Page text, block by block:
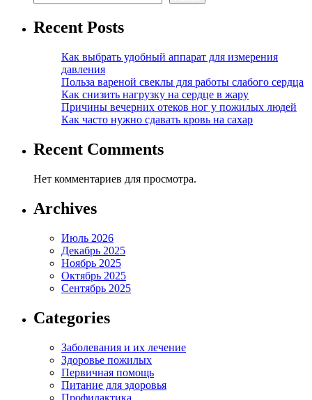
Recent Posts
Как выбрать удобный аппарат для измерения
давления
Польза вареной свеклы для работы слабого сердца
Как снизить нагрузку на сердце в жару
Причины вечерних отеков ног у пожилых людей
Как часто нужно сдавать кровь на сахар
Recent Comments
Нет комментариев для просмотра.
Archives
Июль 2026
Декабрь 2025
Ноябрь 2025
Октябрь 2025
Сентябрь 2025
Categories
Заболевания и их лечение
Здоровье пожилых
Первичная помощь
Питание для здоровья
Профилактика